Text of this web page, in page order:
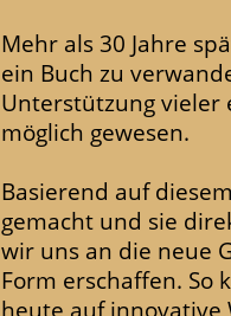
Mehr als 30 Jahre
ein Buch zu
Unterstützung
möglich gewesen.
Basierend auf
gemacht und sie
wir uns an die neue
Form erschaffen. So
heute auf innovative